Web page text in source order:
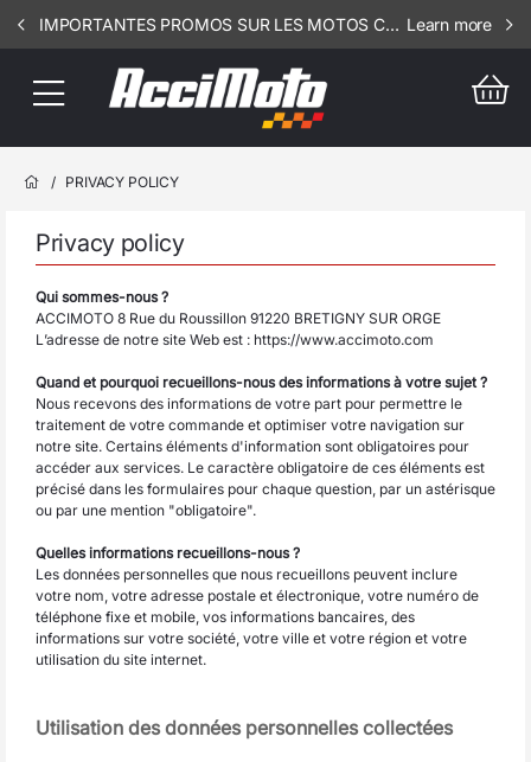
IMPORTANTES PROMOS SUR LES MOTOS COMPLETES !!! CONSULTEZ NOS ANNONCES ----- SCOOT - RSV - 1002 Learn more
/ PRIVACY POLICY
Privacy policy
Qui sommes-nous ?
ACCIMOTO 8 Rue du Roussillon 91220 BRETIGNY SUR ORGE
L’adresse de notre site Web est : https://www.accimoto.com
Quand et pourquoi recueillons-nous des informations à votre sujet ?
Nous recevons des informations de votre part pour permettre le
traitement de votre commande et optimiser votre navigation sur
notre site. Certains éléments d'information sont obligatoires pour
accéder aux services. Le caractère obligatoire de ces éléments est
précisé dans les formulaires pour chaque question, par un astérisque
ou par une mention "obligatoire".
Quelles informations recueillons-nous ?
Les données personnelles que nous recueillons peuvent inclure
votre nom, votre adresse postale et électronique, votre numéro de
téléphone fixe et mobile, vos informations bancaires, des
informations sur votre société, votre ville et votre région et votre
utilisation du site internet.
Utilisation des données personnelles collectées